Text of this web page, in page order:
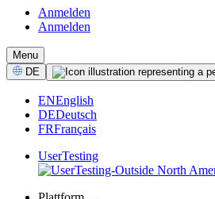
CTA
Anmelden
Anmelden
Menu
Select
Language
DE
ENEnglish
DEDeutsch
FRFrançais
UserTesting